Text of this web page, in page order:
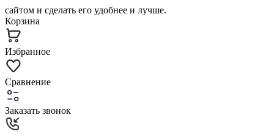
сайтом и сделать его удобнее и лучше.
Корзина
Избранное
Сравнение
Заказать звонок